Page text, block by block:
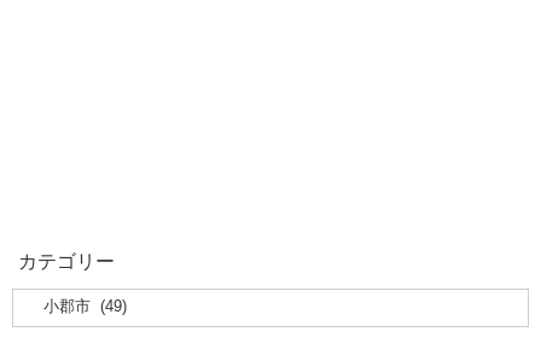
カテゴリー